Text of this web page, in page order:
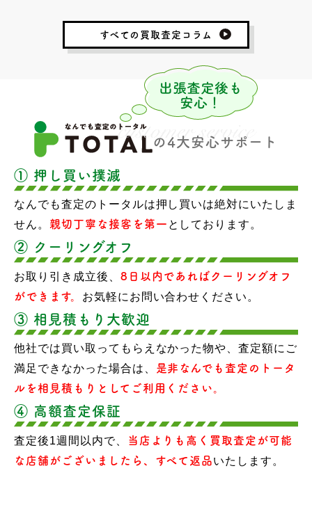
すべての買取査定コラム
の4大安心サポート
① 押し買い撲滅
なんでも査定のトータルは押し買いは絶対にいたしま
せん。
親切丁寧な接客を第一 としております。
② クーリングオフ
お取り引き成立後、 8日以内であればクーリングオフ
ができます。 お気軽にお問い合わせください。
③ 相見積もり大歓迎
他社では買い取ってもらえなかった物や、査定額にご
満足できなかった場合は、
是非なんでも査定のトータ
ルを相見積もりとしてご利用ください。
④ 高額査定保証
査定後1週間以内で、
当店よりも高く買取査定が可能
な店舗がございましたら、すべて返品いたします。